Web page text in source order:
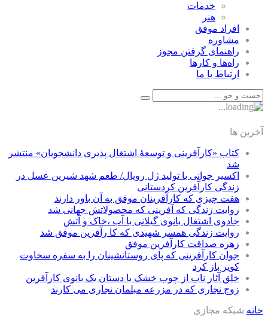
خدمات
هنر
افراد موفق
مشاوره
راهنمای گرفتن مجوز
راه‌ها و كارها
ارتباط با ما
آخرین ها
کتاب «کارآفرینی و توسعۀ اشتغال پذیری دانشجویان» منتشر
شد
اکسیر جوانی با تولید ژل رویال/ طعم شهد شیرین عسل‌ در
زندگی کارآفرین کردستانی
هفت چیزی که کارآفرینان موفق به آن باور دارند
روایت زندگی که آفرینی که محصولاتش جهانی شد
جادوی اشتغال بانوی گیلانی با آب ،خاک و آتش
روایت زندگی همسر شهیدی که کا رآفرین موفق شد
زهره صداقت کارآفرین موفق
جوان کارآفرینی که پای روستانشینان را به سفره سخاوت
کویر باز کرد
خلق آثار ناب از چوب خشک با دستان یک بانوی کارآفرین
زوج نجاری که در مزرعه مبلمان نجاری می کارند
خانه شبکه مجازی